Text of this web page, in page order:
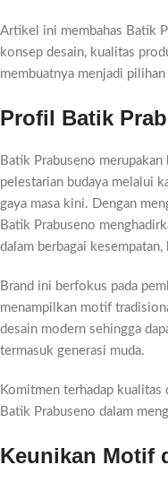
Artikel ini membahas Batik
konsep desain, kualitas
membuatnya menjadi
Profil Batik
Batik Prabuseno merupakan
pelestarian budaya melalui
gaya masa kini. Dengan
Batik Prabuseno
dalam berbagai
Brand ini berfokus pada
menampilkan motif
desain modern sehingga
termasuk generasi muda.
Komitmen terhadap kualitas
Batik Prabuseno dalam
Keunikan Motif